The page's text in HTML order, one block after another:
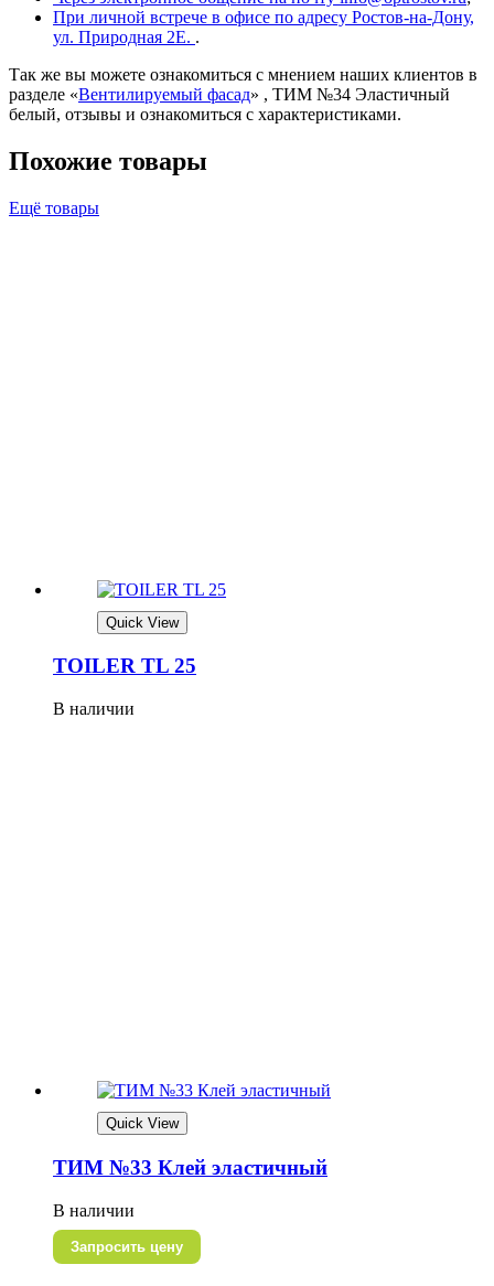
При личной встрече в офисе по адресу Ростов-на-Дону,
ул. Природная 2Е. .
Так же вы можете ознакомиться с мнением наших клиентов в
разделе «Вентилируемый фасад» , ТИМ №34 Эластичный
белый, отзывы и ознакомиться с характеристиками.
Похожие товары
Ещё товары
Quick View
TOILER TL 25
В наличии
Quick View
ТИМ №33 Клей эластичный
В наличии
Запросить цену